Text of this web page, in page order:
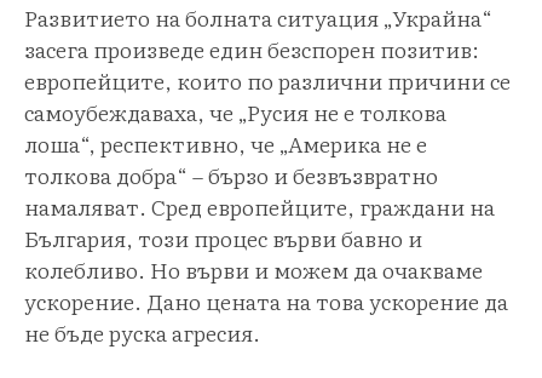
Развитието на болната ситуация „Украйна“
засега произведе един безспорен позитив:
европейците, които по различни причини се
самоубеждаваха, че „Русия не е толкова
лоша“, респективно, че „Америка не е
толкова добра“ – бързо и безвъзвратно
намаляват. Сред европейците, граждани на
България, този процес върви бавно и
колебливо. Но върви и можем да очакваме
ускорение. Дано цената на това ускорение да
не бъде руска агресия.